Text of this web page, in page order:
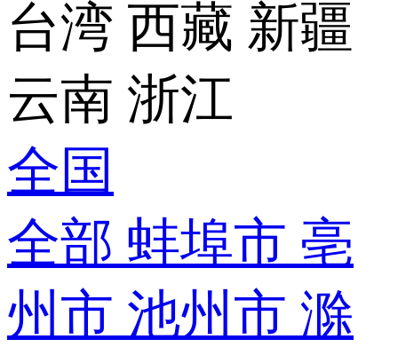
台湾 西藏 新疆
云南 浙江
全国
全部 蚌埠市 亳
州市 池州市 滁